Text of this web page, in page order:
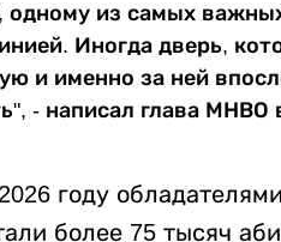
одному из самых
Иногда дверь,
и именно за ней
- написал глава МНВО
году
более 75 тысяч